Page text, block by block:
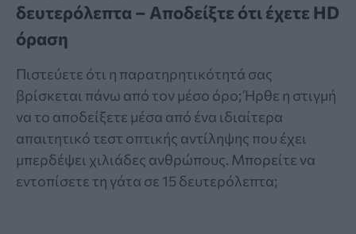
δευτερόλεπτα – Αποδείξτε ότι έχετε HD
όραση
Πιστεύετε ότι η παρατηρητικότητά σας
βρίσκεται πάνω από τον μέσο όρο; Ήρθε η στιγμή
να το αποδείξετε μέσα από ένα ιδιαίτερα
απαιτητικό τεστ οπτικής αντίληψης που έχει
μπερδέψει χιλιάδες ανθρώπους. Μπορείτε να
εντοπίσετε τη γάτα σε 15 δευτερόλεπτα;